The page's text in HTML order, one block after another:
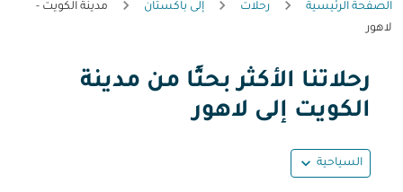
الصفحة الرئيسية رحلات إلى باكستان
مدينة الكويت -
لاهور
رحلاتنا الأكثر بحثًا من مدينة
الكويت إلى لاهور
السياحية expand_more
حاول تحديث الرحلة (مغادرة و/أو وجهة) أو التفاعل مع